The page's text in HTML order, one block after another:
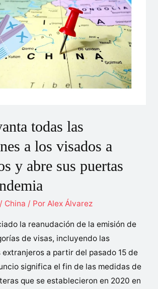
todas las
a los visados a
y abre sus puertas
/ China / Por Alex Álvarez
la reanudación de la emisión de
de visas, incluyendo las
a partir del pasado 15 de
significa el fin de las medidas de
que se establecieron en 2020 en